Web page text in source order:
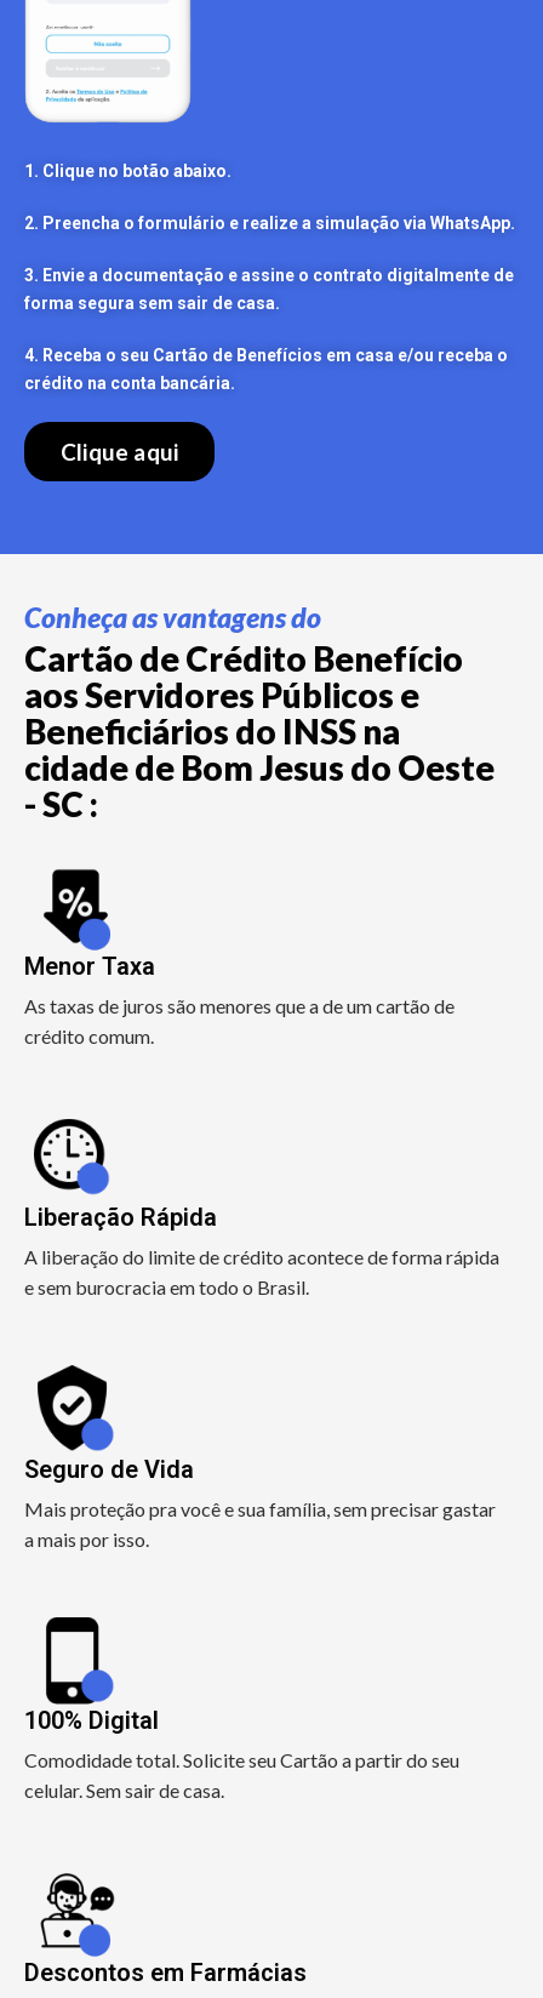
1. Clique no botão abaixo.
2. Preencha o formulário e realize a simulação via WhatsApp.
3. Envie a documentação e assine o contrato digitalmente de
forma segura sem sair de casa.
4. Receba o seu Cartão de Benefícios em casa e/ou receba o
crédito na conta bancária.
Clique aqui
Conheça as vantagens do
Cartão de Crédito Benefício
aos Servidores Públicos e
Beneficiários do INSS na
cidade de Bom Jesus do Oeste
- SC :
Menor Taxa
As taxas de juros são menores que a de um cartão de
crédito comum.
Liberação Rápida
A liberação do limite de crédito acontece de forma rápida
e sem burocracia em todo o Brasil.
Seguro de Vida
Mais proteção pra você e sua família, sem precisar gastar
a mais por isso.
100% Digital
Comodidade total. Solicite seu Cartão a partir do seu
celular. Sem sair de casa.
Descontos em Farmácias